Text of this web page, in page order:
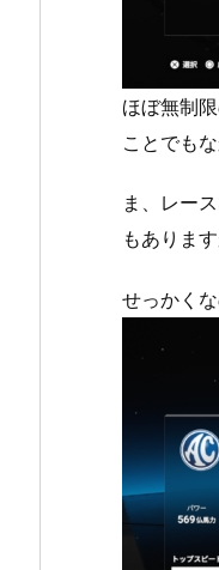
ほぼ無制
ことでも
ま、レー
もありま
せっかく